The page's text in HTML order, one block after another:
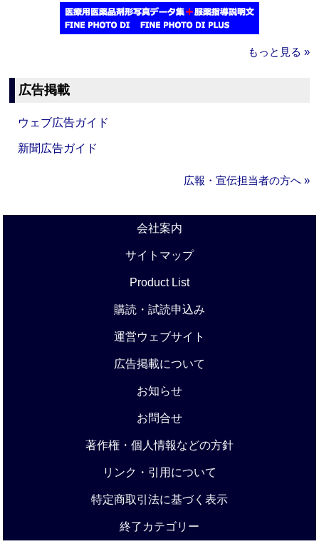
もっと見る »
広告掲載
ウェブ広告ガイド
新聞広告ガイド
広報・宣伝担当者の方へ »
会社案内
サイトマップ
Product List
購読・試読申込み
運営ウェブサイト
広告掲載について
お知らせ
お問合せ
著作権・個人情報などの方針
リンク・引用について
特定商取引法に基づく表示
終了カテゴリー